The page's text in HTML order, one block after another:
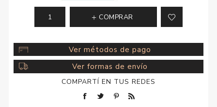
COMPRAR
Ver métodos de pago
Ver formas de envío
COMPARTÍ EN TUS REDES